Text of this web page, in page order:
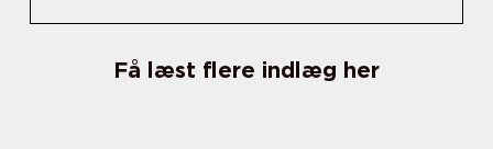
Få læst flere indlæg her